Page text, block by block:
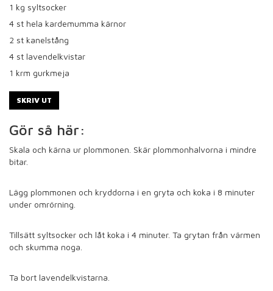
1 kg syltsocker
4 st hela kardemumma kärnor
2 st kanelstång
4 st lavendelkvistar
1 krm gurkmeja
SKRIV UT
Gör så här:
Skala och kärna ur plommonen. Skär plommonhalvorna i mindre
bitar.
Lägg plommonen och kryddorna i en gryta och koka i 8 minuter
under omrörning.
Tillsätt syltsocker och låt koka i 4 minuter. Ta grytan från värmen
och skumma noga.
Ta bort lavendelkvistarna.